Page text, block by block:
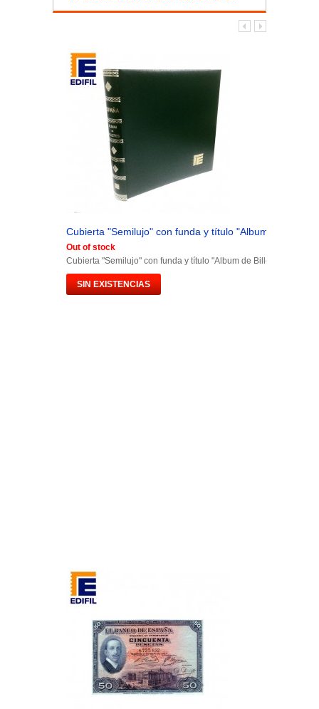
Cubierta "Semilujo" con funda y título "Album de
Out of stock
Cubierta "Semilujo" con funda y título "Album de Billetes España"
SIN EXISTENCIAS